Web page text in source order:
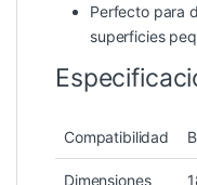
Perfecto para
superficies
Compatibilidad
Dimensiones